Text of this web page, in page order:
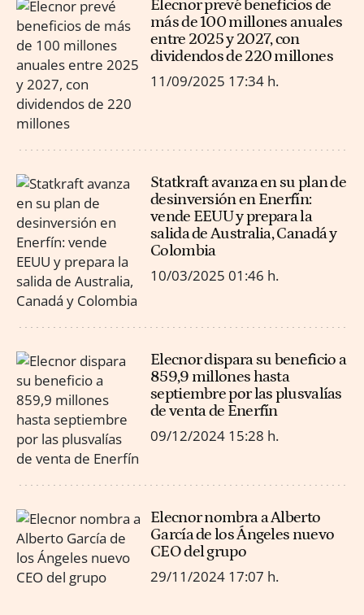
Elecnor prevé beneficios de
más de 100 millones anuales
entre 2025 y 2027, con
dividendos de 220 millones
11/09/2025 17:34 h.
Statkraft avanza en su plan de
desinversión en Enerfín:
vende EEUU y prepara la
salida de Australia, Canadá y
Colombia
10/03/2025 01:46 h.
Elecnor dispara su beneficio a
859,9 millones hasta
septiembre por las plusvalías
de venta de Enerfín
09/12/2024 15:28 h.
Elecnor nombra a Alberto
García de los Ángeles nuevo
CEO del grupo
29/11/2024 17:07 h.